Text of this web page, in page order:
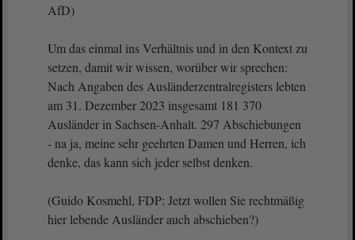
AfD)
Um das einmal ins Verhältnis und in den Kontext zu
setzen, damit wir wissen, worüber wir sprechen:
Nach Angaben des Ausländerzentralregisters lebten
am 31. Dezember 2023 insgesamt 181 370
Ausländer in Sachsen-Anhalt. 297 Abschiebungen
- na ja, meine sehr geehrten Damen und Herren, ich
denke, das kann sich jeder selbst denken.
(Guido Kosmehl, FDP: Jetzt wollen Sie rechtmäßig
hier lebende Ausländer auch abschieben?)